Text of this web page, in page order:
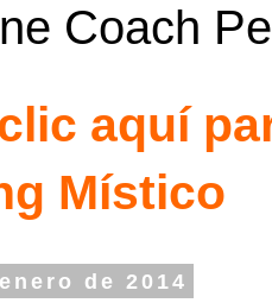
Coach
aquí
Místico
de 2014